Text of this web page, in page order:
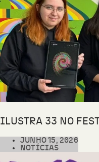
ILUSTRA 33 NO
JUNHO 15, 2026
NOTÍCIAS